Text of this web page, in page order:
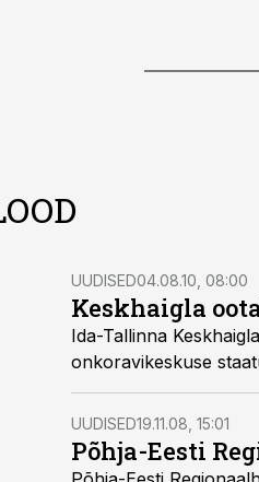
UUDISED04.08.10, 08:00
Keskhaigla
Ida-Tallinna Keskhaigla (ITK) juht Ralf Allikvee pole maha
UUDISED19.11.08, 15:01
Põhja-Eesti